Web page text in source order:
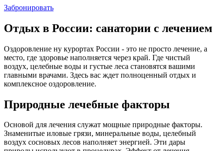
Забронировать
Отдых в России: санатории с лечением
Оздоровление ну курортах России - это не просто лечение, а
место, где здоровье наполняется через край. Где чистый
воздух, целебные воды и густые леса становятся вашими
главными врачами. Здесь вас ждет полноценный отдых и
комплексное оздоровление.
Природные лечебные факторы
Основой для лечения служат мощные природные факторы.
Знаменитые иловые грязи, минеральные воды, целебный
воздух сосновых лесов наполняет энергией. Эти дары